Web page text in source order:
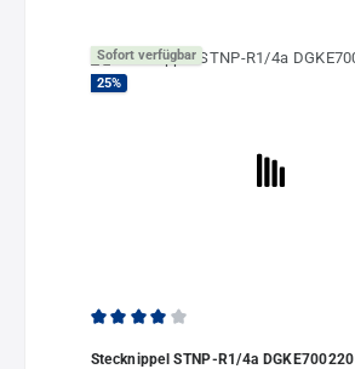
Sofort verfügbar
25%
Stecknippel STNP-R1/4a DGKE700220